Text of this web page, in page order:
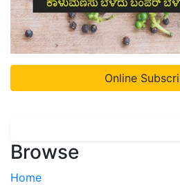
Online
Browse
Home